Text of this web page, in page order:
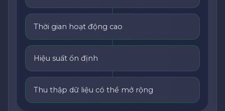
Thời gian hoạt động cao
Hiệu suất ổn định
Thu thập dữ liệu có thể mở rộng